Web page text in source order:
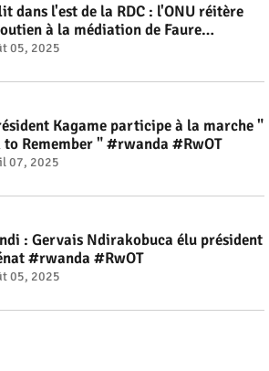
dans l'est de la RDC : l'ONU réitère
à la médiation de Faure
#rwanda #RwOT
05, 2025
Kagame participe à la marche "
to Remember " #rwanda #RwOT
07, 2025
: Gervais Ndirakobuca élu président
#rwanda #RwOT
05, 2025